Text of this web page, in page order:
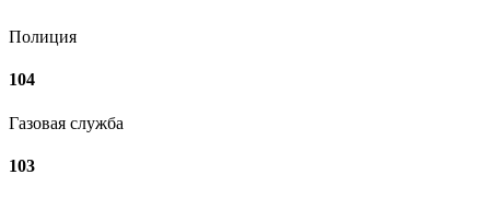
Полиция
104
Газовая служба
103